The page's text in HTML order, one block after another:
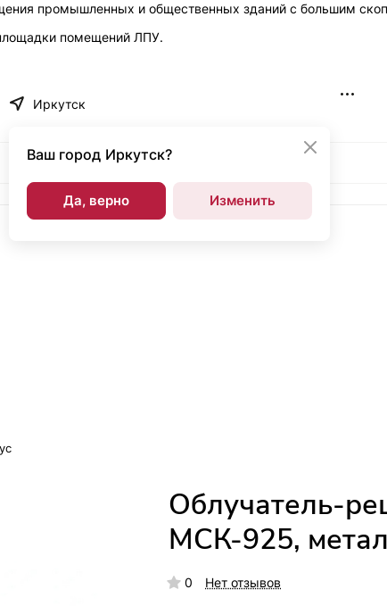
промышленных и общественных зданий с большим
помещений ЛПУ.
Иркутск
Ваш город Иркутск?
Да, верно Изменить
Облучатель-
МСК-925,
0 Нет отзывов